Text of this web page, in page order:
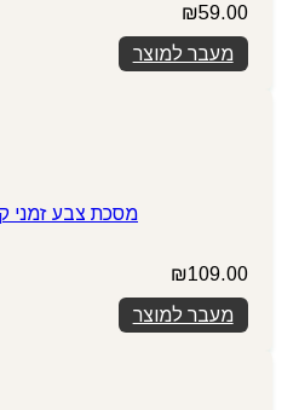
₪59.00
מעבר למוצר
מסכת צבע זמני
₪109.00
מעבר למוצר